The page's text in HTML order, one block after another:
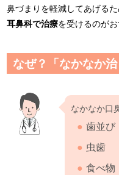
鼻づまりを軽減してあげる
耳鼻科で治療を受けるのがお
なぜ？「なかなか
なかなか口
歯並び
虫歯
食べ物